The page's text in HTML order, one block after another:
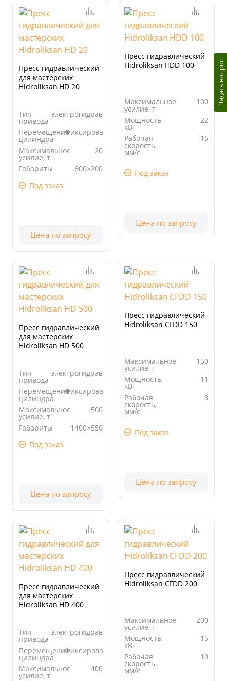
Пресс гидравлический
для мастерских
Hidroliksan HD 20
Тип
привода
электрогидравлический
Перемещение
цилиндра
Фиксированный
Максимальное
усилие, т
20
Габариты
стола, мм
600×200
Под заказ
Цена по запросу
Пресс гидравлический
Hidroliksan HDD 100
Максимальное
усилие, т
100
Мощность,
кВт
22
Рабочая
скорость,
мм/с
15
Под заказ
Цена по запросу
Пресс гидравлический
для мастерских
Hidroliksan HD 500
Тип
привода
электрогидравлический
Перемещение
цилиндра
Фиксированный
Максимальное
усилие, т
500
Габариты
стола, мм
1400×550
Под заказ
Цена по запросу
Пресс гидравлический
Hidroliksan CFDD 150
Максимальное
усилие, т
150
Мощность,
кВт
11
Рабочая
скорость,
мм/с
8
Под заказ
Цена по запросу
Пресс гидравлический
для мастерских
Hidroliksan HD 400
Тип
привода
электрогидравлический
Перемещение
цилиндра
Фиксированный
Максимальное
усилие, т
400
Пресс гидравлический
Hidroliksan CFDD 200
Максимальное
усилие, т
200
Мощность,
кВт
15
Рабочая
скорость,
мм/с
10
Задать вопрос